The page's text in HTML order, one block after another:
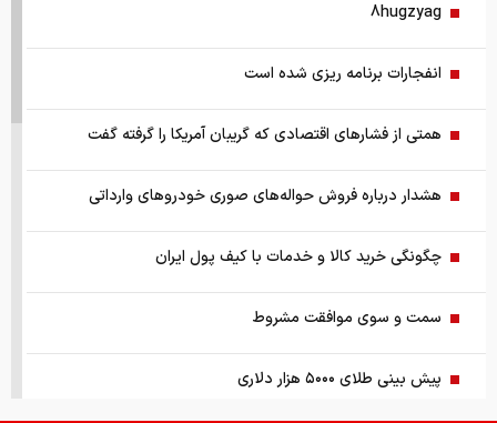
8hugzyag
انفجارات برنامه ریزی شده است
همتی از فشارهای اقتصادی که گریبان آمریکا را گرفته گفت
هشدار درباره فروش حواله‌های صوری خودروهای وارداتی
چگونگی خرید کالا و خدمات با کیف پول ایران
سمت و سوی موافقت مشروط
پیش بینی طلای ۵۰۰۰ هزار دلاری